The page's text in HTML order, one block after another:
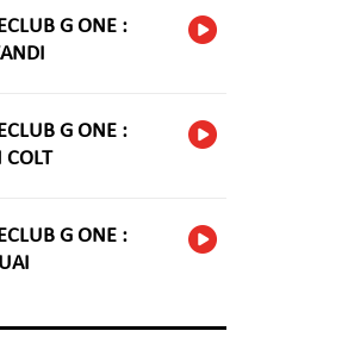
G ONE :
G ONE :
COLT
G ONE :